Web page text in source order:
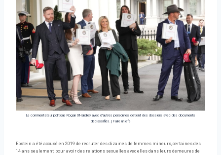
Le commentateur politique Rogan O'Handley avec d'autres personnes détient des dossiers avec des documents
déclassifiés.| Faire un efe
Epstein a été accusé en 2019 de recruter des dizaines de femmes mineurs, certaines des
14 ans seulement, pour avoir des relations sexuelles avec elles dans leurs demeures de